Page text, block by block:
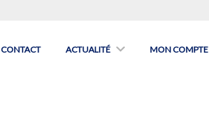
CONTACT ACTUALITÉ MON COMPTE